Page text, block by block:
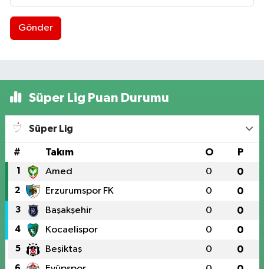
Gönder
Süper Lig Puan Durumu
Süper Lig
# Takım O P
1 Amed 0 0
2 Erzurumspor FK 0 0
3 Başakşehir 0 0
4 Kocaelispor 0 0
5 Beşiktaş 0 0